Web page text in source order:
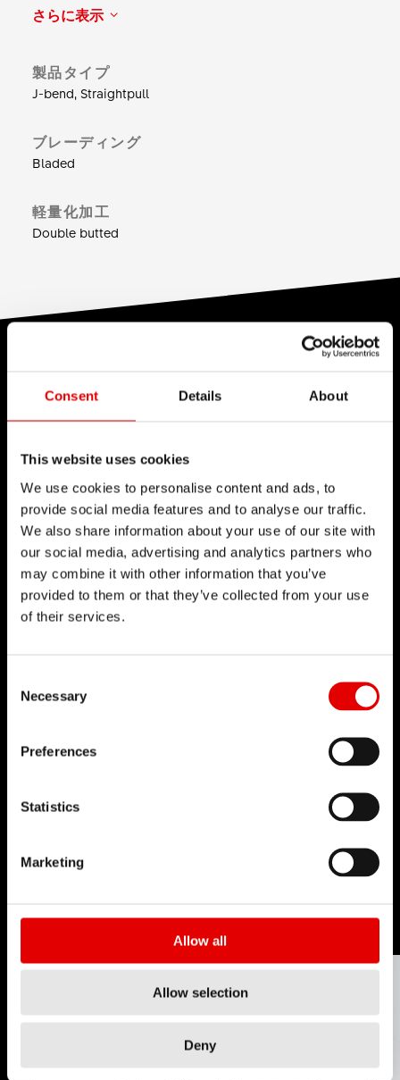
Consent Details About
This website uses cookies
We use cookies to personalise content and ads, to
provide social media features and to analyse our traffic.
We also share information about your use of our site with
our social media, advertising and analytics partners who
may combine it with other information that you’ve
provided to them or that they’ve collected from your use
of their services.
Necessary
Preferences
Statistics
Marketing
Allow all
Allow selection
Deny
ダイナミクス、 耐久性のバランスの取れた比率を保
たハブに適合します。 重量： 長さ264mm、 64本で
380g。
さらに表示
製品タイプ
J-bend, Straightpull
ブレーディング
Bladed
軽量化加工
Double butted
当社はエンジニアリングに宿る力を信じ、製品開発
プロセスを洗練させることを目指して日々切磋琢磨
しています。自社開発した技術を通じて技術的バリ
アを払拭し続けること、それが当社を導く理念で
す。